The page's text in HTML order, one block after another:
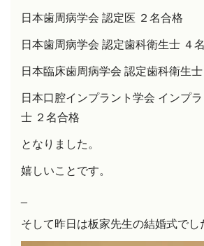
日本歯周病学会 認定医 ２名合格
日本歯周病学会 認定歯科衛生士 ４
日本臨床歯周病学会 認定歯科衛生
日本口腔インプラント学会 インプ
士 ２名合格
となりました。
嬉しいことです。
そして昨日は板家先生の結婚式でし